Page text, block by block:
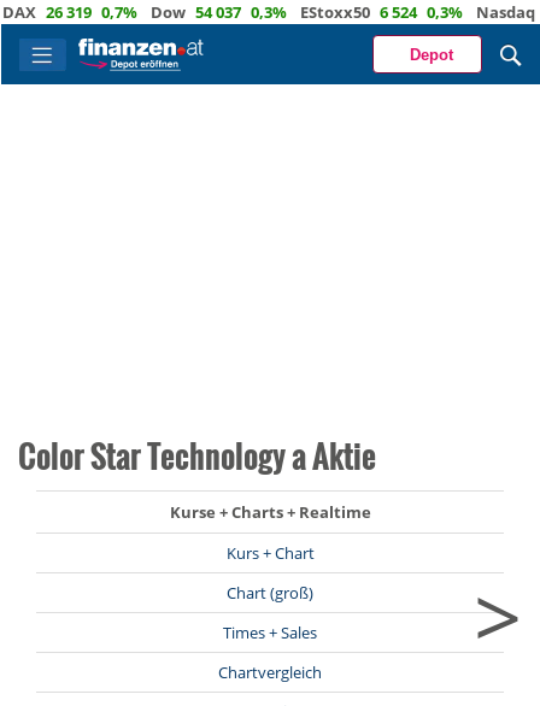
26 319 0,7% Dow 54 037 0,3% EStoxx50 6 524 0,3% Nasdaq 29
Depot
Color Star Technology a Aktie
Kurse + Charts + Realtime
Kurs + Chart
Chart (groß)
Times + Sales
Chartvergleich
>